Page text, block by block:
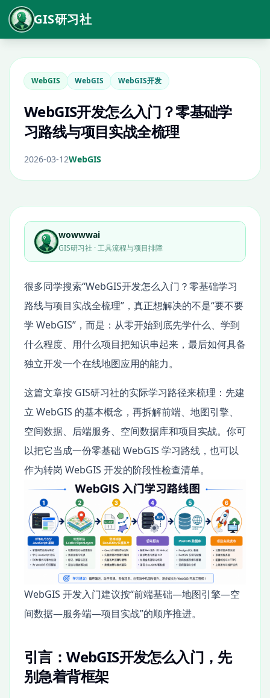
GIS研习社
WebGIS WebGIS WebGIS开发
WebGIS开发怎么入门？零基础学
习路线与项目实战全梳理
2026-03-12WebGIS
wowwwai
GIS研习社 · 工具流程与项目排障
很多同学搜索“WebGIS开发怎么入门？零基础学习
路线与项目实战全梳理”，真正想解决的不是“要不要
学 WebGIS”，而是：从零开始到底先学什么、学到
什么程度、用什么项目把知识串起来，最后如何具备
独立开发一个在线地图应用的能力。
这篇文章按 GIS研习社的实际学习路径来梳理：先建
立 WebGIS 的基本概念，再拆解前端、地图引擎、
空间数据、后端服务、空间数据库和项目实战。你可
以把它当成一份零基础 WebGIS 学习路线，也可以
作为转岗 WebGIS 开发的阶段性检查清单。
WebGIS 开发入门建议按“前端基础—地图引擎—空
间数据—服务端—项目实战”的顺序推进。
引言：WebGIS开发怎么入门，先
别急着背框架